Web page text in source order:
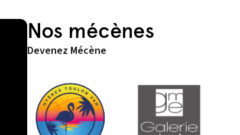
Nos mécènes
Devenez Mécène